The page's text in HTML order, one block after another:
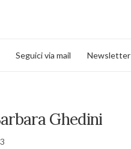
Seguici via mail Newsletter
Ghedini